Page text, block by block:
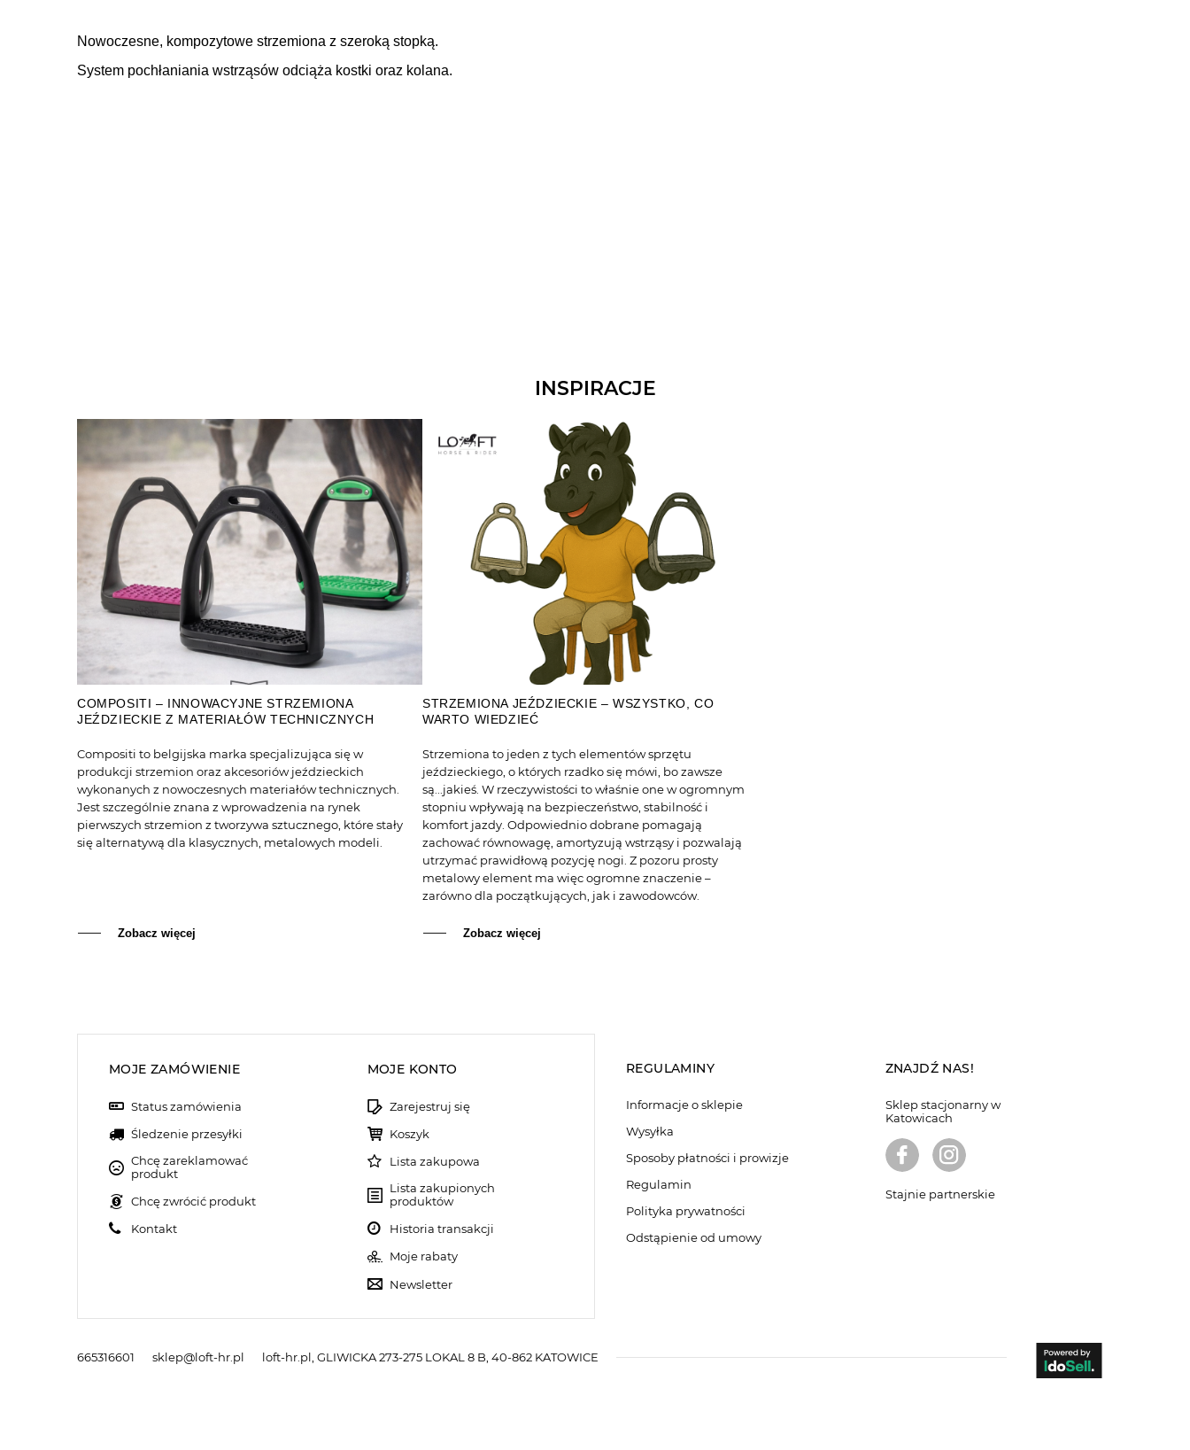
Nowoczesne, kompozytowe strzemiona z szeroką stopką.
System pochłaniania wstrząsów odciąża kostki oraz kolana.
INSPIRACJE
COMPOSITI – INNOWACYJNE STRZEMIONA
JEŹDZIECKIE Z MATERIAŁÓW TECHNICZNYCH
Compositi to belgijska marka specjalizująca się w
produkcji strzemion oraz akcesoriów jeździeckich
wykonanych z nowoczesnych materiałów technicznych.
Jest szczególnie znana z wprowadzenia na rynek
pierwszych strzemion z tworzywa sztucznego, które stały
się alternatywą dla klasycznych, metalowych modeli.
Zobacz więcej
STRZEMIONA JEŹDZIECKIE – WSZYSTKO, CO
WARTO WIEDZIEĆ
Strzemiona to jeden z tych elementów sprzętu
jeździeckiego, o których rzadko się mówi, bo zawsze
są...jakieś. W rzeczywistości to właśnie one w ogromnym
stopniu wpływają na bezpieczeństwo, stabilność i
komfort jazdy. Odpowiednio dobrane pomagają
zachować równowagę, amortyzują wstrząsy i pozwalają
utrzymać prawidłową pozycję nogi. Z pozoru prosty
metalowy element ma więc ogromne znaczenie –
zarówno dla początkujących, jak i zawodowców.
Zobacz więcej
MOJE ZAMÓWIENIE
Status zamówienia
Śledzenie przesyłki
Chcę zareklamować
produkt
Chcę zwrócić produkt
Kontakt
MOJE KONTO
Zarejestruj się
Koszyk
Lista zakupowa
Lista zakupionych
produktów
Historia transakcji
Moje rabaty
Newsletter
REGULAMINY
Informacje o sklepie
Wysyłka
Sposoby płatności i prowizje
Regulamin
Polityka prywatności
Odstąpienie od umowy
ZNAJDŹ NAS!
Sklep stacjonarny w
Katowicach
Stajnie partnerskie
665316601 sklep@loft-hr.pl loft-hr.pl GLIWICKA 273-275 LOKAL 8 B 40-862 KATOWICE